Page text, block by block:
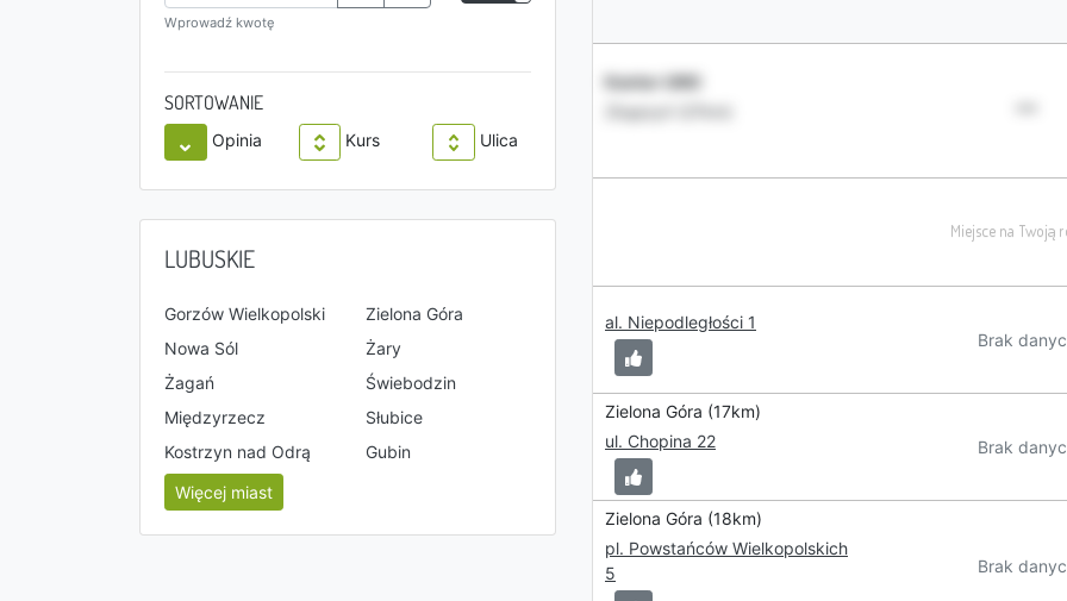
Wprowadź kwotę
SORTOWANIE
Opinia Kurs Ulica
LUBUSKIE
Gorzów Wielkopolski
Zielona Góra
Nowa Sól
Żary
Żagań
Świebodzin
Międzyrzecz
Słubice
Kostrzyn nad Odrą
Gubin
Więcej miast
Kantor UNO
Zbąszyń (27km)
•••
al. Niepodległości 1
Brak
Zielona Góra (17km)
ul. Chopina 22
Brak
Zielona Góra (18km)
pl. Powstańców Wielkopolskich
5
Brak